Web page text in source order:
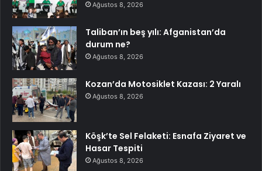
Ağustos 8, 2026
Taliban’ın beş yılı: Afganistan’da
durum ne?
Ağustos 8, 2026
Kozan’da Motosiklet Kazası: 2 Yaralı
Ağustos 8, 2026
Köşk’te Sel Felaketi: Esnafa Ziyaret ve
Hasar Tespiti
Ağustos 8, 2026